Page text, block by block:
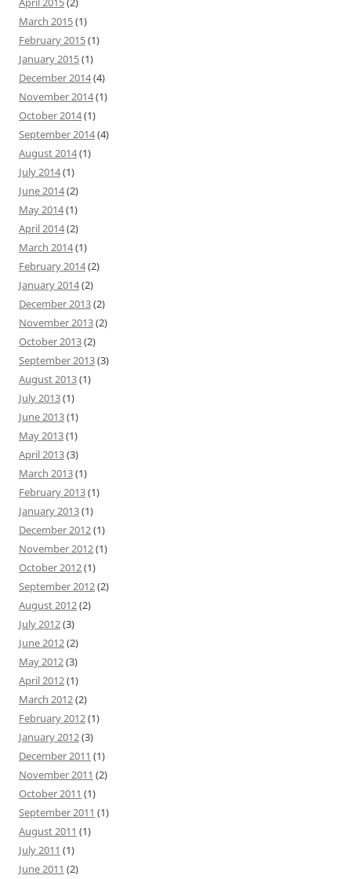
March 2015(1)
February 2015(1)
January 2015(1)
December 2014(4)
November 2014(1)
October 2014(1)
September 2014(4)
August 2014(1)
July 2014(1)
June 2014(2)
May 2014(1)
April 2014(2)
March 2014(1)
February 2014(2)
January 2014(2)
December 2013(2)
November 2013(2)
October 2013(2)
September 2013(3)
August 2013(1)
July 2013(1)
June 2013(1)
May 2013(1)
April 2013(3)
March 2013(1)
February 2013(1)
January 2013(1)
December 2012(1)
November 2012(1)
October 2012(1)
September 2012(2)
August 2012(2)
July 2012(3)
June 2012(2)
May 2012(3)
April 2012(1)
March 2012(2)
February 2012(1)
January 2012(3)
December 2011 (1)
November 2011 (2)
October 2011 (1)
September 2011 (1)
August 2011 (1)
July 2011 (1)
June 2011 (2)